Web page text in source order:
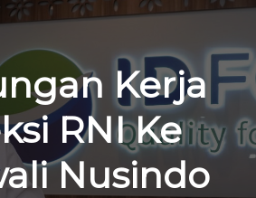
Kerja
RNI Ke
Nusindo